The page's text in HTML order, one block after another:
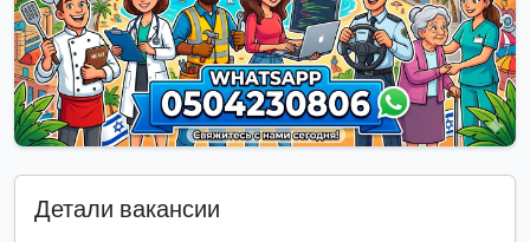
Детали вакансии